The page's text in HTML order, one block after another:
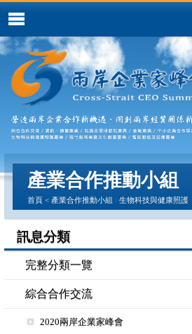
產業合作推動小組
首頁 < 產業合作推動小組 / 生物科技與健康照護
訊息分類
完整分類一覽
綜合合作交流
2020兩岸企業家峰會